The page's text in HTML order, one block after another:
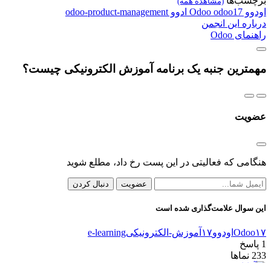
اودوو Odoo odoo17 ادوو odoo-product-management
درباره این انجمن
راهنمای Odoo
مهمترین جنبه یک برنامه آموزش الکترونیکی چیست؟
عضویت
هنگامی که فعالیتی در این پست رخ داد، مطلع شوید
عضویت دنبال کردن
این سوال علامت‌گذاری شده است
Odoo۱۷ اودوو۱۷ آموزش-الکترونیکیe-learning
1 پاسخ
233 نماها